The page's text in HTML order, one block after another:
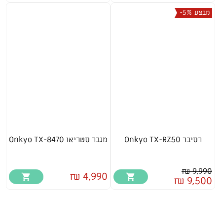
מבצע -5%
רסיבר Onkyo TX-RZ50
9,990 ₪
9,500 ₪
מגבר סטריאו Onkyo TX-8470
4,990 ₪